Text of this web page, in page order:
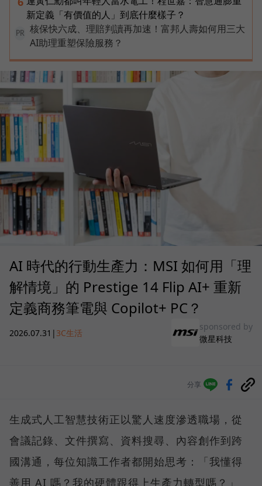
新定義「有價值的人」到底什麼樣子？
PR
核保快六成、理賠判讀再加速！富邦人壽如何用三大
AI助理重塑保險服務？
AI 時代的行動生產力：MSI 如何用「理
解情境」的 Prestige 14 Flip AI+ 重新
定義商務筆電與 Copilot+ PC？
2026.07.31 | 3C生活
sponsored by
微星科技
分享
生成式人工智慧技術正以驚人速度滲透職場，從
會議記錄、文件撰寫、資料搜尋、內容創作到跨
國溝通，每位知識工作者都開始思考：「我懂得
善用 AI 嗎？我的硬體跟得上生產力轉型嗎？」